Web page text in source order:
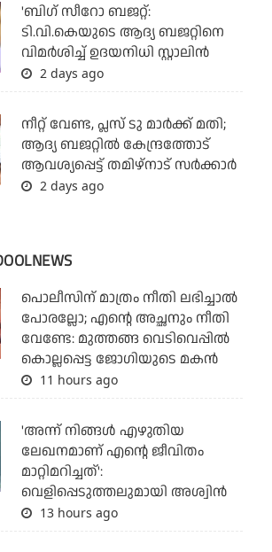
'ബിഗ് സീറോ ബജറ്റ്:
ടി.വി.കെയുടെ ആദ്യ ബജറ്റിനെ
വിമര്‍ശിച്ച് ഉദയനിധി സ്റ്റാലിന്‍
2 days ago
നീറ്റ് വേണ്ട, പ്ലസ് ടു മാര്‍ക്ക് മതി;
ആദ്യ ബജറ്റില്‍ കേന്ദ്രത്തോട്
ആവശ്യപ്പെട്ട് തമിഴ്‌നാട് സര്‍ക്കാര്‍
2 days ago
പൊലീസിന് മാത്രം നീതി ലഭിച്ചാല്‍
പോരല്ലോ; എന്റെ അച്ഛനും നീതി
വേണ്ടേ: മുത്തങ്ങ വെടിവെപ്പില്‍
കൊല്ലപ്പെട്ട ജോഗിയുടെ മകന്‍
11 hours ago
'അന്ന് നിങ്ങള്‍ എഴുതിയ
ലേഖനമാണ് എന്റെ ജീവിതം
മാറ്റിമറിച്ചത്':
വെളിപ്പെടുത്തലുമായി അശ്വിന്‍
13 hours ago